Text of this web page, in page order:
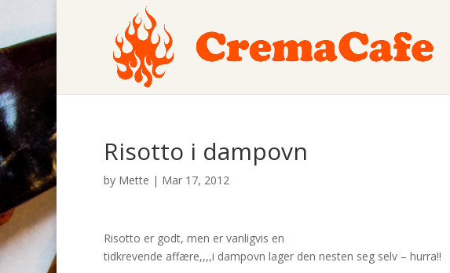
Risotto i dampovn
by Mette | Mar 17, 2012
Risotto er godt, men er vanligvis en
tidkrevende affære,,,,i dampovn lager den nesten seg selv – hurra!!